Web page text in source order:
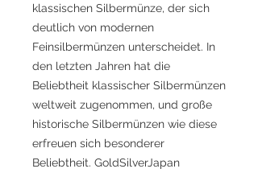
klassischen Silbermünze, der sich
deutlich von modernen
Feinsilbermünzen unterscheidet. In
den letzten Jahren hat die
Beliebtheit klassischer Silbermünzen
weltweit zugenommen, und große
historische Silbermünzen wie diese
erfreuen sich besonderer
Beliebtheit. GoldSilverJapan